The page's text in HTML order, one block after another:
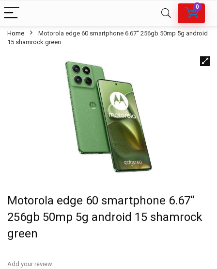
0
Home
Motorola edge 60 smartphone 6.67“ 256gb 50mp 5g android
15 shamrock green
Motorola edge 60 smartphone 6.67“
256gb 50mp 5g android 15 shamrock
green
Add your review